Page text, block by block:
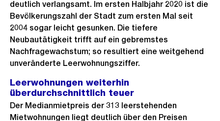
deutlich verlangsamt. Im ersten Halbjahr 2020 ist die
Bevölkerungszahl der Stadt zum ersten Mal seit
2004 sogar leicht gesunken. Die tiefere
Neubautätigkeit trifft auf ein gebremstes
Nachfragewachstum; so resultiert eine weitgehend
unveränderte Leerwohnungsziffer.
Leerwohnungen weiterhin
überdurchschnittlich teuer
Der Medianmietpreis der 313 leerstehenden
Mietwohnungen liegt deutlich über den Preisen